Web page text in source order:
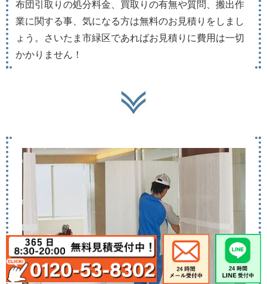
布団引取りの処分料金、買取りの有無や質問、搬出作
業に関する事、気になる方は無料のお見積りをしまし
ょう。さいたま市緑区であればお見積りに費用は一切
かかりません！